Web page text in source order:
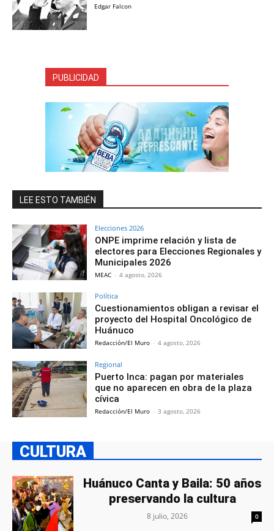
Edgar Falcon
PUBLICIDAD
LEE ESTO TAMBIÉN
Elecciones 2026
ONPE imprime relación y lista de
electores para Elecciones Regionales y
Municipales 2026
MEAC - 4 agosto, 2026
Política
Cuestionamientos obligan a revisar el
proyecto del Hospital Oncológico de
Huánuco
Redacción/El Muro - 4 agosto, 2026
Regional
Puerto Inca: pagan por materiales
que no aparecen en obra de la plaza
cívica
Redacción/El Muro - 3 agosto, 2026
CULTURA
Huánuco Canta y Baila: 50 años
preservando la cultura
8 julio, 2026 0